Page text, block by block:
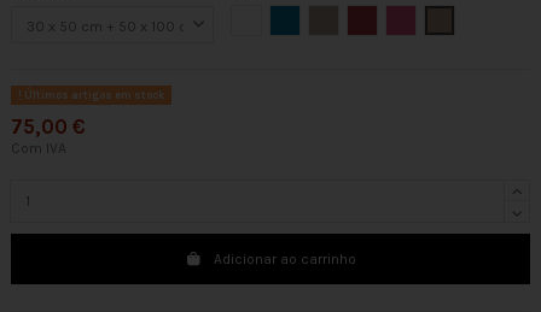
Últimos artigos em stock
75,00 €
Com IVA
Adicionar ao carrinho